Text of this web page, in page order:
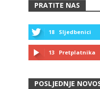
PRATITE NAS
18 Sljedbenici
13 Pretplatnika
POSLJEDNJE